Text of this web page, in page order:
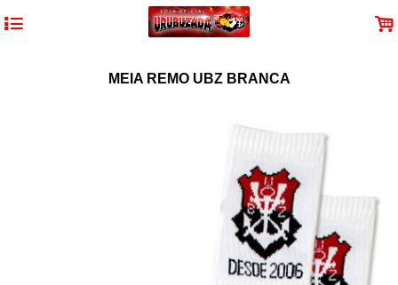
4 .
MEIA REMO UBZ BRANCA